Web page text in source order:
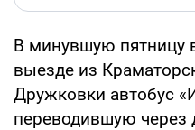
В минувшую пятницу
выезде из
Дружковки автобус
переводившую через